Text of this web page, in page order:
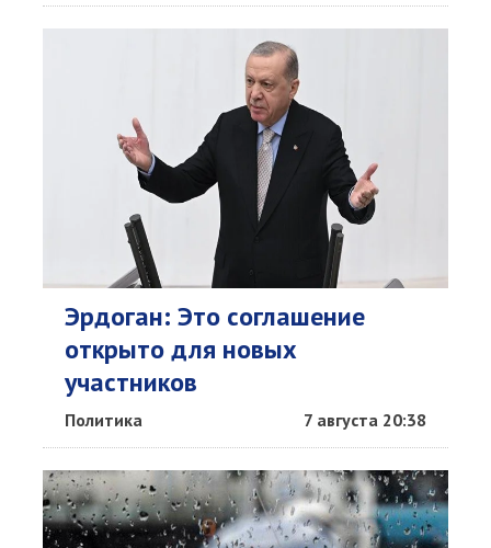
Эрдоган: Это соглашение
открыто для новых
участников
Политика 7 августа 20:38